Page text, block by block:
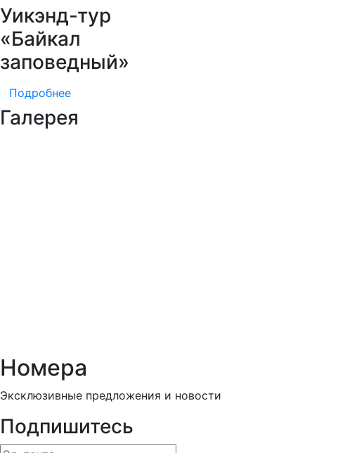
Уикэнд-тур
«Байкал
заповедный»
Подробнее
Галерея
Номера
Эксклюзивные предложения и новости
Подпишитесь